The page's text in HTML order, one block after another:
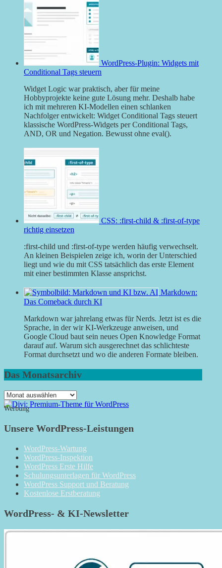
WordPress-Plugin: Widgets mit
Conditional Tags steuern
Widget Logic war praktisch, aber für meine
Hobbyprojekte keine gute Lösung mehr. Deshalb habe
ich mit mehreren KI-Modellen einen schlanken
Nachfolger entwickelt: Widget Conditional Tags steuert
klassische WordPress-Widgets per Conditional Tags,
AND, OR und Negation. Bewusst ohne eval().
CSS: :first-child & :first-of-type
richtig einsetzen
:first-child und :first-of-type werden häufig verwechselt.
An kleinen Beispielen zeige ich, worin der Unterschied
liegt und wie du mit CSS tatsächlich das erste Element
mit einer bestimmten Klasse ansprichst.
Markdown:
Das Comeback durch KI
Markdown war jahrelang etwas für Nerds. Jetzt ist es die
Sprache, in der wir KI-Werkzeuge anweisen, und
Google Cloud baut sein neues Open Knowledge Format
darauf auf. Warum sich ausgerechnet das schlichteste
Format durchsetzt und wo die anderen Formate bleiben.
Das Monatsarchiv
Das
Monatsarchiv
Werbung
Unsere WordPress-Leistungen
WordPress-Wartung
WordPress-Inspektion
WordPress Erste Hilfe
Schulungsunterlagen für WordPress
WordPress Support und Beratung
Kostenlose Erstberatung
WordPress- & KI-Newsletter